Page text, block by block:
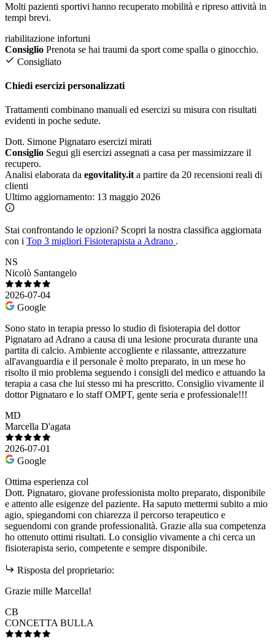
Molti pazienti sportivi hanno recuperato mobilità e ripreso attività in
tempi brevi.
riabilitazione infortuni
Consiglio Prenota se hai traumi da sport come spalla o ginocchio.
Consigliato
Chiedi esercizi personalizzati
Trattamenti combinano manuali ed esercizi su misura con risultati
evidenti in poche sedute.
Dott. Simone Pignataro esercizi mirati
Consiglio Segui gli esercizi assegnati a casa per massimizzare il
recupero.
Analisi elaborata da egovitality.it a partire da 20 recensioni reali di
clienti
Ultimo aggiornamento: 13 maggio 2026
Stai confrontando le opzioni? Scopri la nostra classifica aggiornata
con i Top 3 migliori Fisioterapista a Adrano .
NS
Nicolò Santangelo
2026-07-04
Google
Sono stato in terapia presso lo studio di fisioterapia del dottor
Pignataro ad Adrano a causa di una lesione procurata durante una
partita di calcio. Ambiente accogliente e rilassante, attrezzature
all'avanguardia e il personale è molto preparato, in un mese ho
risolto il mio problema seguendo i consigli del medico e attuando la
terapia a casa che lui stesso mi ha prescritto. Consiglio vivamente il
dottor Pignataro e lo staff OMPT, gente seria e professionale!!!
MD
Marcella D'agata
2026-07-01
Google
Ottima esperienza col
Dott. Pignataro, giovane professionista molto preparato, disponibile
e attento alle esigenze del paziente. Ha saputo mettermi subito a mio
agio, spiegandomi con chiarezza il percorso terapeutico e
seguendomi con grande professionalità. Grazie alla sua competenza
ho ottenuto ottimi risultati. Lo consiglio vivamente a chi cerca un
fisioterapista serio, competente e sempre disponibile.
Risposta del proprietario:
Grazie mille Marcella!
CB
CONCETTA BULLA